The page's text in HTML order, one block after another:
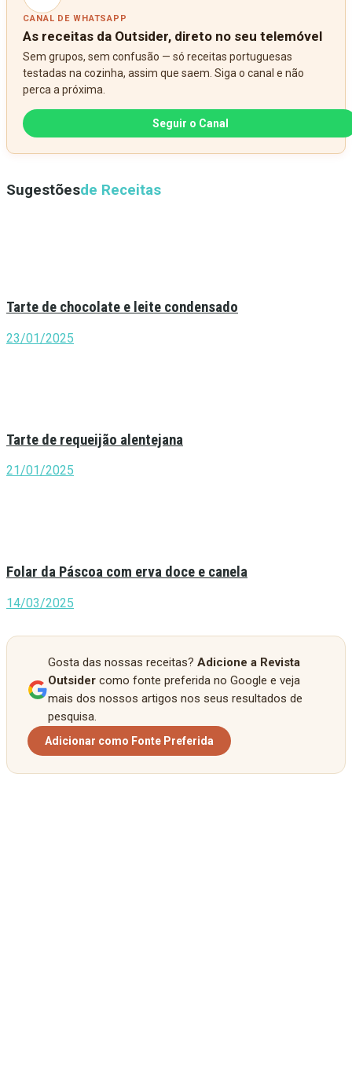
CANAL DE WHATSAPP
As receitas da Outsider, direto no seu telemóvel
Sem grupos, sem confusão — só receitas portuguesas
testadas na cozinha, assim que saem. Siga o canal e não
perca a próxima.
Seguir o Canal
Sugestõesde Receitas
Tarte de chocolate e leite condensado
23/01/2025
Tarte de requeijão alentejana
21/01/2025
Folar da Páscoa com erva doce e canela
14/03/2025
Gosta das nossas receitas? Adicione a Revista
Outsider como fonte preferida no Google e veja
mais dos nossos artigos nos seus resultados de
pesquisa.
Adicionar como Fonte Preferida